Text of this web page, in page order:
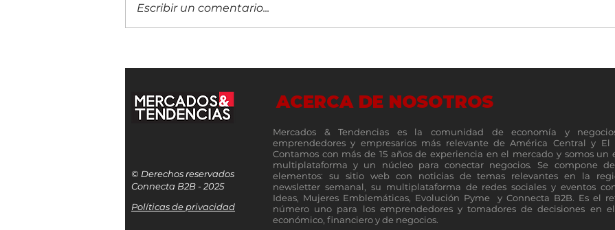
virtual la ruta hacia Innkind FiEd
2026 para debatir el impacto de
la IA en las universidades
cumple 100 años como parte de
costarricenses
Escribir un comentario...
© Derechos reservados
Connecta B2B - 2025
Políticas de privacidad
ACERCA DE NOSOTROS
Mercados & Tendencias es la comunidad de economía y
emprendedores y empresarios más relevante de América Central y El
Contamos con más de 15 años de experiencia en el mercado y somos un
multiplataforma y un núcleo para conectar negocios. Se compone
elementos: su sitio web con noticias de temas relevantes en la
newsletter semanal, su multiplataforma de redes sociales y eventos
Ideas, Mujeres Emblemáticas, Evolución Pyme y Connecta B2B. Es el
número uno para los emprendedores y tomadores de decisiones en
económico, financiero y de negocios.